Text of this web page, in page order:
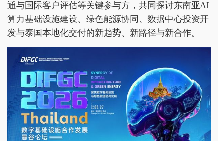
通与国际客户评估等关键参与方，共同探讨东南亚AI
算力基础设施建设、绿色能源协同、数据中心投资开
发与泰国本地化交付的新趋势、新路径与新合作。